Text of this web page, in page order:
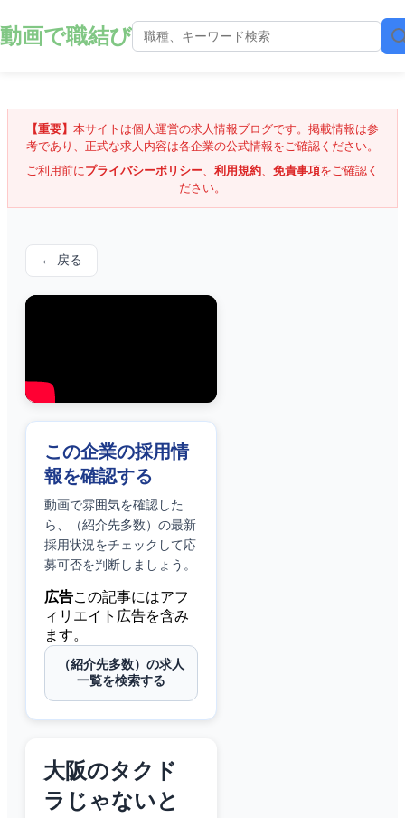
動画で職結び
【重要】 本サイトは個人運営の求人情報ブログです。掲載情報は参
考であり、正式な求人内容は各企業の公式情報をご確認ください。
ご利用前にプライバシーポリシー、 利用規約、 免責事項をご確認く
ださい。
← 戻る
この企業の採用情
報を確認する
動画で雰囲気を確認した
ら、
（紹介先多数） の最新
採用状況をチェックして応
募可否を判断しましょう。
広告この記事にはアフ
ィリエイト広告を含み
ます。
（紹介先多数）の求人
一覧を検索する
大阪のタクド
ラじゃないと